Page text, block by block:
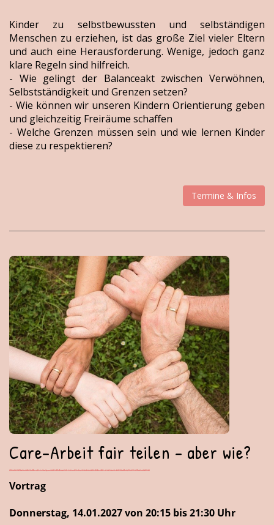
Kinder zu selbstbewussten und selbständigen
Menschen zu erziehen, ist das große Ziel vieler Eltern
und auch eine Herausforderung. Wenige, jedoch ganz
klare Regeln sind hilfreich.
- Wie gelingt der Balanceakt zwischen Verwöhnen,
Selbstständigkeit und Grenzen setzen?
- Wie können wir unseren Kindern Orientierung geben
und gleichzeitig Freiräume schaffen
- Welche Grenzen müssen sein und wie lernen Kinder
diese zu respektieren?
Termine & Infos
Care-Arbeit fair teilen - aber wie?
Vortrag
Donnerstag, 14.01.2027 von 20:15 bis 21:30 Uhr